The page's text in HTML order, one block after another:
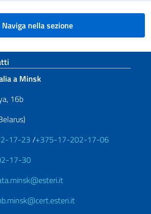
Naviga nella sezione
a Minsk
16b
17-23 /+375-17-202-17-06
17-30